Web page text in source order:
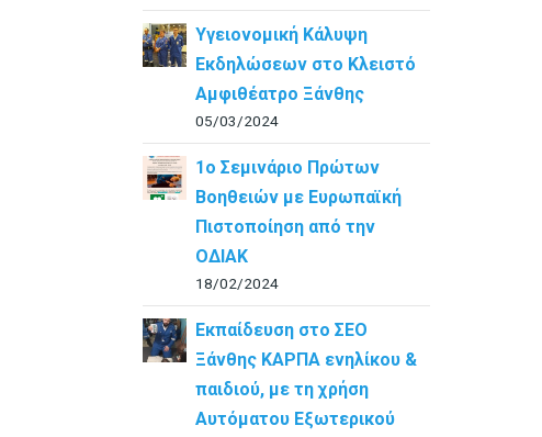
Υγειονομική Κάλυψη
Εκδηλώσεων στο Κλειστό
Αμφιθέατρο Ξάνθης
05/03/2024
1ο Σεμινάριο Πρώτων
Βοηθειών με Ευρωπαϊκή
Πιστοποίηση από την
ΟΔΙΑΚ
18/02/2024
Εκπαίδευση στο ΣΕΟ
Ξάνθης ΚΑΡΠΑ ενηλίκου &
παιδιού, με τη χρήση
Αυτόματου Εξωτερικού